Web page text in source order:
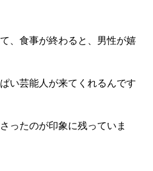
、食事が終わると、男性が嬉
い芸能人が来てくれるんです
ったのが印象に残っていま